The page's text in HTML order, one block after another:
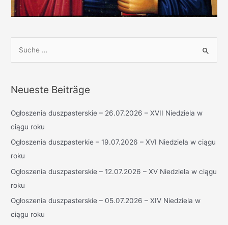
h
n
n
a
c
h
Neueste Beiträge
Ogłoszenia duszpasterskie – 26.07.2026 – XVII Niedziela w
ciągu roku
Ogłoszenia duszpasterkie – 19.07.2026 – XVI Niedziela w ciągu
roku
Ogłoszenia duszpasterskie – 12.07.2026 – XV Niedziela w ciągu
roku
Ogłoszenia duszpasterskie – 05.07.2026 – XIV Niedziela w
ciągu roku